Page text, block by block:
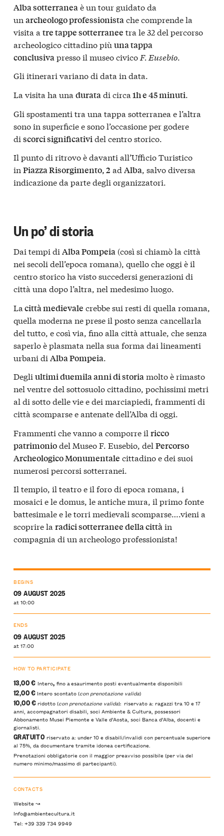
Alba sotterraneaè un tour guidato da
un archeologo professionistache comprende la
visita a tre tappe sotterranee tra le 32 del percorso
archeologico cittadino più una tappa
conclusivapresso il museo civico F. Eusebio.
Gli itinerari variano di data in data.
La visita ha una duratadi circa 1h e 45 minuti.
Gli spostamenti tra una tappa sotterranea e l’altra
sono in superficie e sono l’occasione per godere
di scorci significatividel centro storico.
Il punto di ritrovo è davanti all’Ufficio Turistico
in Piazza Risorgimento, 2 ad Alba, salvo diversa
indicazione da parte degli organizzatori.
Un po’ di storia
Dai tempi di Alba Pompeia (così si chiamò la città
nei secoli dell’epoca romana), quello che oggi è il
centro storico ha visto succedersi generazioni di
città una dopo l’altra, nel medesimo luogo.
La città medievale crebbe sui resti di quella romana,
quella moderna ne prese il posto senza cancellarla
del tutto, e così via, fino alla città attuale, che senza
saperlo è plasmata nella sua forma dai lineamenti
urbani di Alba Pompeia
Degli ultimi duemila anni di storiamolto è rimasto
nel ventre del sottosuolo cittadino, pochissimi metri
al di sotto delle vie e dei marciapiedi, frammenti di
città scomparse e antenate dell’Alba di oggi.
Frammenti che vanno a comporre il ricco
patrimoniodel Museo F. Eusebio, del Percorso
Archeologico Monumentale cittadino e dei suoi
numerosi percorsi sotterranei.
Il tempio, il teatro e il foro di epoca romana, i
mosaici e le domus, le antiche mura, il primo fonte
battesimale e le torri medievali scomparse….vieni a
scoprire la radici sotterranee della cittàin
compagnia di un archeologo professionista!
BEGINS
09 AUGUST 2025
at 10:00
ENDS
09 AUGUST 2025
at 17:00
HOW TO PARTICIPATE
13,00 € Intero, fino a esaurimento posti eventualmente disponibili
12,00 € Intero scontato (con prenotazione valida)
10,00 €ridotto (con prenotazione valida): riservato a: ragazzi tra 10 e 17
anni, accompagnatori disabili, soci Ambiente & Cultura, possessori
Abbonamento Musei Piemonte e Valle d’Aosta, soci Banca d’Alba, docenti e
giornalisti.
GRATUITO riservato a: under 10 e disabili/invalidi con percentuale superiore
al 75%, da documentare tramite idonea certificazione.
Prenotazioni obbligatorie con il maggior preavviso possibile (per via del
numero minimo/massimo di partecipanti).
CONTACTS
Website ↝
Info@ambientecultura.it
Tel: +39 339 734 9949